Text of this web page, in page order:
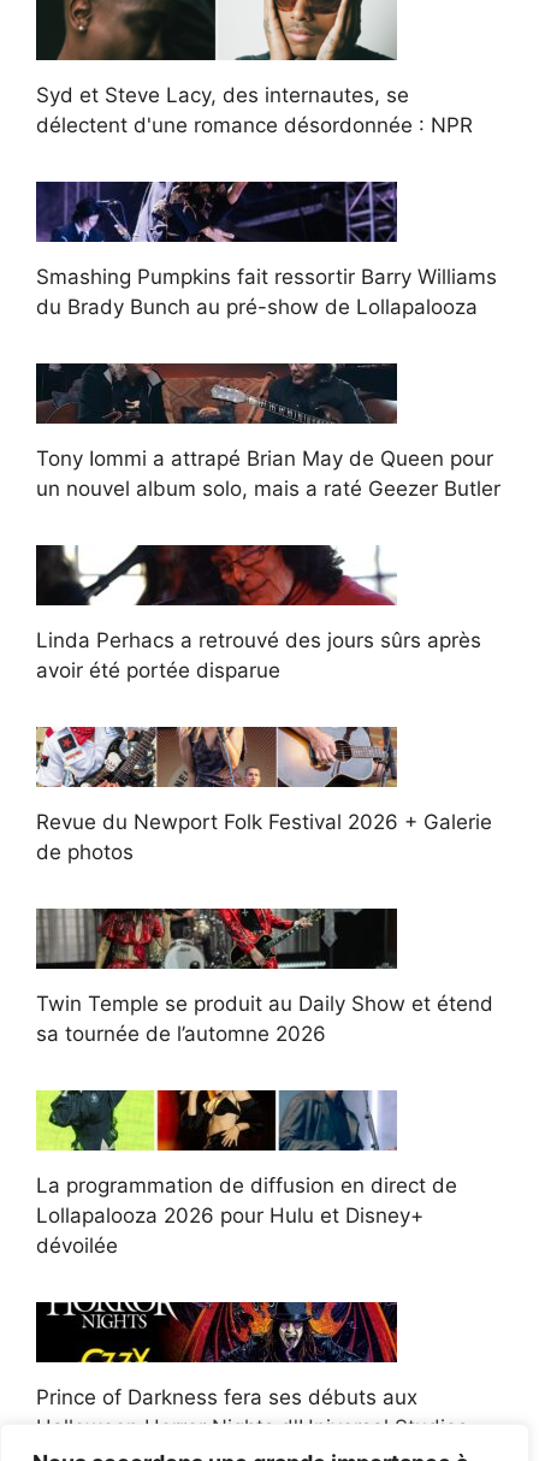
Syd et Steve Lacy, des internautes, se
délectent d'une romance désordonnée : NPR
Smashing Pumpkins fait ressortir Barry Williams
du Brady Bunch au pré-show de Lollapalooza
Tony Iommi a attrapé Brian May de Queen pour
un nouvel album solo, mais a raté Geezer Butler
Linda Perhacs a retrouvé des jours sûrs après
avoir été portée disparue
Revue du Newport Folk Festival 2026 + Galerie
de photos
Twin Temple se produit au Daily Show et étend
sa tournée de l’automne 2026
La programmation de diffusion en direct de
Lollapalooza 2026 pour Hulu et Disney+
dévoilée
Prince of Darkness fera ses débuts aux
Halloween Horror Nights d'Universal Studios